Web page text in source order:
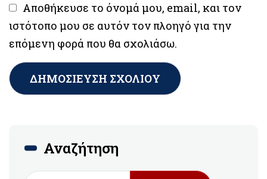
Αποθήκευσε το όνομά μου, email, και τον
ιστότοπο μου σε αυτόν τον πλοηγό για την
επόμενη φορά που θα σχολιάσω.
Αναζήτηση